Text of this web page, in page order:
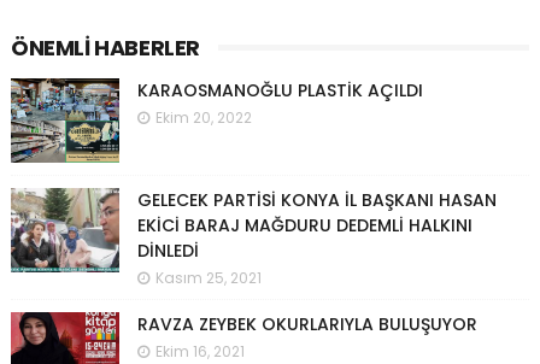
ÖNEMLI HABERLER
KARAOSMANOĞLU PLASTİK AÇILDI
Ekim 20, 2022
GELECEK PARTİSİ KONYA İL BAŞKANI HASAN
EKİCİ BARAJ MAĞDURU DEDEMLİ HALKINI
DİNLEDİ
Kasım 25, 2021
RAVZA ZEYBEK OKURLARIYLA BULUŞUYOR
Ekim 16, 2021